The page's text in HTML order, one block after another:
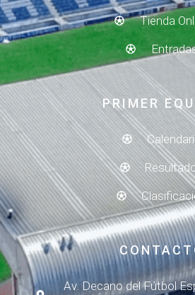
Tienda
PRIMER
Av. Decano del Fútbol